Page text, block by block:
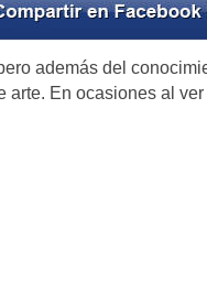
además del
En ocasiones al